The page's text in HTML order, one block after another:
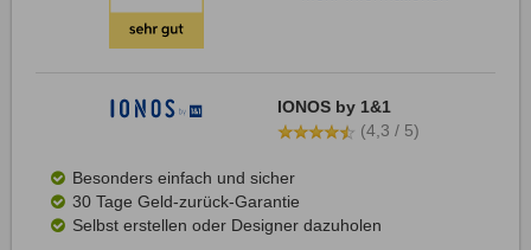
IONOS by 1&1
(4,3 / 5)
Besonders einfach und sicher
30 Tage Geld-zurück-Garantie
Selbst erstellen oder Designer dazuholen